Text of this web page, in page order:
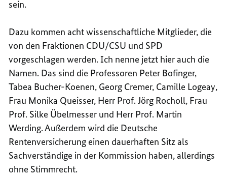
sein.
Dazu kommen acht wissenschaftliche Mitglieder, die
von den Fraktionen CDU/CSU und SPD
vorgeschlagen werden. Ich nenne jetzt hier auch die
Namen. Das sind die Professoren Peter Bofinger,
Tabea Bucher-Koenen, Georg Cremer, Camille Logeay,
Frau Monika Queisser, Herr Prof. Jörg Rocholl, Frau
Prof. Silke Übelmesser und Herr Prof. Martin
Werding. Außerdem wird die Deutsche
Rentenversicherung einen dauerhaften Sitz als
Sachverständige in der Kommission haben, allerdings
ohne Stimmrecht.